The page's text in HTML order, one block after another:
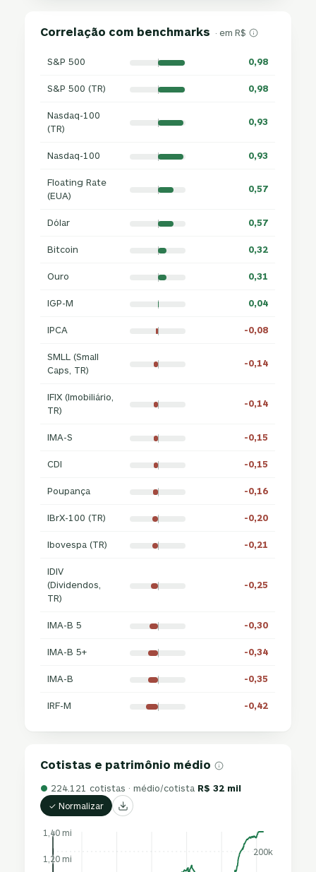
Correlação com benchmarks · em R$
S&P 500 0,98
S&P 500 (TR) 0,98
Nasdaq-100
(TR)
0,93
Nasdaq-100 0,93
Floating Rate
(EUA)
0,57
Dólar 0,57
Bitcoin 0,32
Ouro 0,31
IGP-M 0,04
IPCA -0,08
SMLL (Small
Caps, TR)
-0,14
IFIX (Imobiliário,
TR)
-0,14
IMA-S -0,15
CDI -0,15
Poupança -0,16
IBrX-100 (TR) -0,20
Ibovespa (TR) -0,21
IDIV
(Dividendos,
TR)
-0,25
IMA-B 5 -0,30
IMA-B 5+ -0,34
IMA-B -0,35
IRF-M -0,42
Cotistas e patrimônio médio
● 224.121 cotistas · médio/cotista R$ 32 mil
✓ Normalizar
200k
1,20 mi
1,40 mi